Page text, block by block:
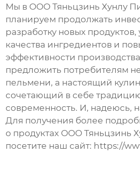
Мы в ООО Тяньцзинь Хунлу
планируем продолжать
разработку новых
качества ингредиентов и
эффективности
предложить потребителям
пельмени, а настоящий
сочетающий в себе
современность. И, надеюсь,
Для получения более
о продуктах ООО Тяньцзинь
посетите наш сайт: https://